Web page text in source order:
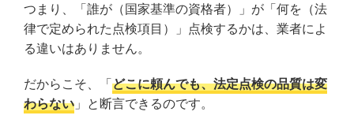
つまり、「誰が（国家基準の資格者）」が「何を（法
律で定められた点検項目）」点検するかは、業者によ
る違いはありません。
だからこそ、「 どこに頼んでも、法定点検の品質は変
わらない 」と断言できるのです。